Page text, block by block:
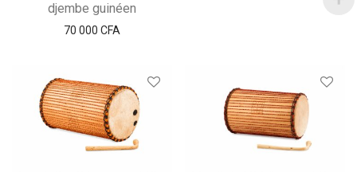
djembe guinéen
70 000 CFA